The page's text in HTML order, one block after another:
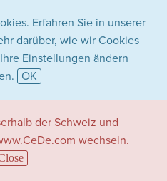
Erfahren Sie in unserer
darüber, wie wir Cookies
Einstellungen ändern
OK
der Schweiz und
wechseln.
-